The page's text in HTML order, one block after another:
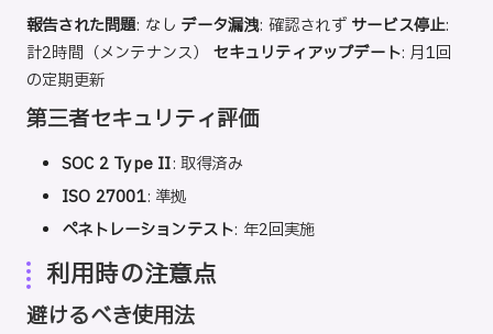
報告された問題: なし データ漏洩: 確認されず サービス停止:
計2時間（メンテナンス） セキュリティアップデート: 月1回
の定期更新
第三者セキュリティ評価
SOC 2 Type II: 取得済み
ISO 27001: 準拠
ペネトレーションテスト: 年2回実施
利用時の注意点
避けるべき使用法